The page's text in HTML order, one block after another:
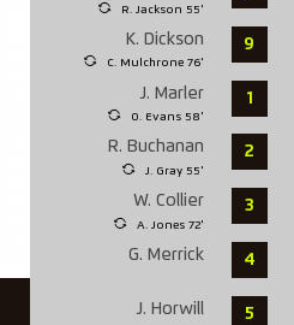
R. Jackson 55'
K. Dickson
C. Mulchrone 76'
9
J. Marler
O. Evans 58'
1
R. Buchanan
J. Gray 55'
2
W. Collier
A. Jones 72'
3
G. Merrick 4
J. Horwill 5